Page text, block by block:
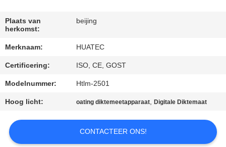
VERZOEK
OM EEN
SITEMAP
PRIVACY
POLICY
Plaats van
herkomst:
beijing
Merknaam: HUATEC
Certificering: ISO, CE, GOST
Modelnummer: Htlm-2501
Hoog licht: oating diktemeetapparaat,Digitale Diktemaat
CONTACTEER ONS!